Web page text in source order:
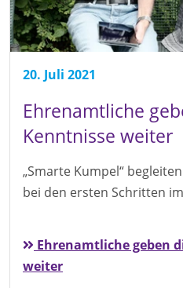
20. Juli 2021
Ehrenamtliche
Kenntnisse weiter
„Smarte Kumpel“
bei den ersten Schritten
Ehrenamtliche geben
weiter